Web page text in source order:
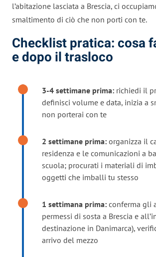
l’abitazione lasciata a Brescia, ci
smaltimento di ciò che non porti con te.
Checklist pratica: cosa
e dopo il trasloco
3-4 settimane prima: richiedi il
definisci volume e data, inizia a
non porterai con te
2 settimane prima: organizza il
residenza e le comunicazioni a
scuola; procurati i materiali di
oggetti che imballi tu stesso
1 settimana prima: conferma gli
permessi di sosta a Brescia e
destinazione in Danimarca),
arrivo del mezzo